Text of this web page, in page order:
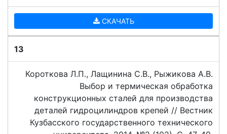
СКАЧАТЬ
13
Короткова Л.П., Лащинина С.В., Рыжикова А.В.
Выбор и термическая обработка
конструкционных сталей для производства
деталей гидроцилиндров крепей // Вестник
Кузбасского государственного технического